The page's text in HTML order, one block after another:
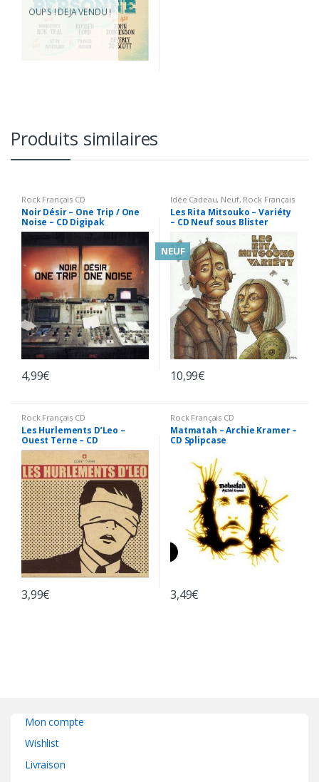
OUPS ! DEJA VENDU !
Produits similaires
Rock Français CD
Noir Désir – One Trip / One
Noise – CD Digipak
4,99€
Idée Cadeau, Neuf, Rock Français
CD Variété Française CD
Les Rita Mitsouko – Variéty
– CD Neuf sous Blister
NEUF
10,99€
Rock Français CD
Les Hurlements D’Leo –
Ouest Terne – CD
3,99€
Rock Français CD
Matmatah – Archie Kramer –
CD Splipcase
3,49€
Mon compte
Wishlist
Livraison